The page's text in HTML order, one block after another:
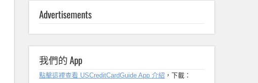
Advertisements
我們的 App
點擊這裡查看 USCreditCardGuide App 介紹 ，下載：